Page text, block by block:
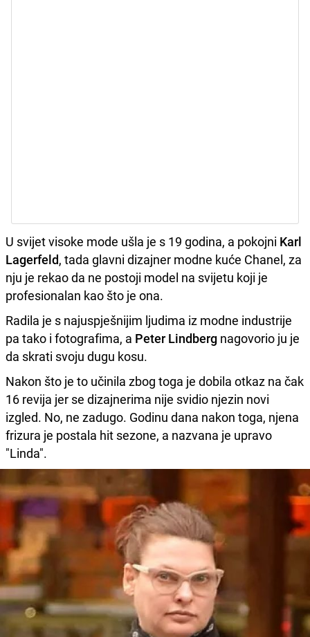
U svijet visoke mode ušla je s 19 godina, a pokojni Karl
Lagerfeld, tada glavni dizajner modne kuće Chanel, za
nju je rekao da ne postoji model na svijetu koji je
profesionalan kao što je ona.
Radila je s najuspješnijim ljudima iz modne industrije
pa tako i fotografima, a Peter Lindberg nagovorio ju je
da skrati svoju dugu kosu.
Nakon što je to učinila zbog toga je dobila otkaz na čak
16 revija jer se dizajnerima nije svidio njezin novi
izgled. No, ne zadugo. Godinu dana nakon toga, njena
frizura je postala hit sezone, a nazvana je upravo
"Linda".